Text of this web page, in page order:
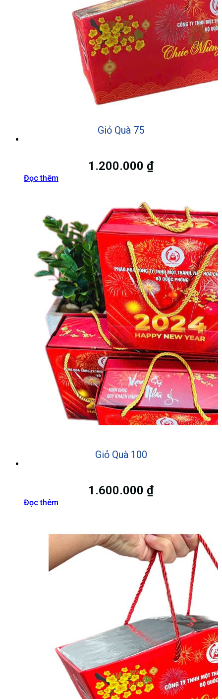
Giỏ Quà 75
1.200.000 ₫
Đọc thêm
Giỏ Quà 100
1.600.000 ₫
Đọc thêm